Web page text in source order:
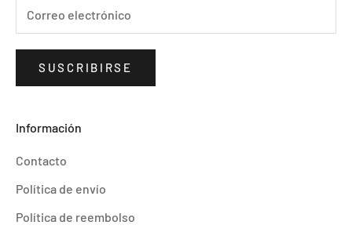
SUSCRIBIRSE
Información
Contacto
Política de envío
Política de reembolso